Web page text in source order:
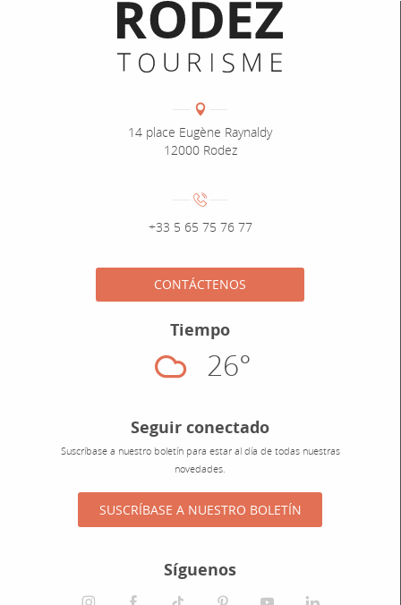
Informations pratiques
Coordonnées
Adresse :
14 place Eugène Raynaldy
12000 Rodez
Numéro de téléphone :
+33 5 65 75 76 77
CONTÁCTENOS
Tiempo
Nublado
26°
Seguir conectado
Suscríbase a nuestro boletín para estar al día de todas nuestras
novedades.
SUSCRÍBASE A NUESTRO BOLETÍN
Síguenos